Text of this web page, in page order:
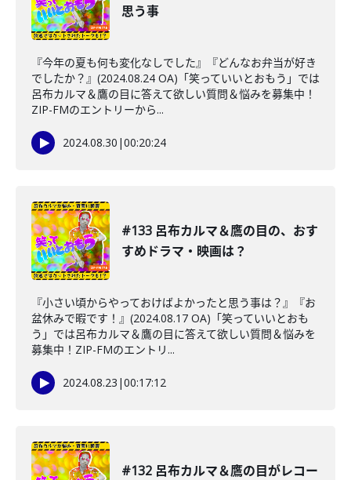
思う事
『今年の夏も何も変化なしでした』『どんなお弁当が好き
でしたか？』(2024.08.24 OA)「笑っていいとおもう」では
呂布カルマ＆鷹の目に答えて欲しい質問＆悩みを募集中！
ZIP-FMのエントリーから...
2024.08.30 |00:20:24
#133 呂布カルマ＆鷹の目の、おす
すめドラマ・映画は？
『小さい頃からやっておけばよかったと思う事は？』『お
盆休みで暇です！』(2024.08.17 OA)「笑っていいとおも
う」では呂布カルマ＆鷹の目に答えて欲しい質問＆悩みを
募集中！ZIP-FMのエントリ...
2024.08.23 |00:17:12
#132 呂布カルマ＆鷹の目がレコー